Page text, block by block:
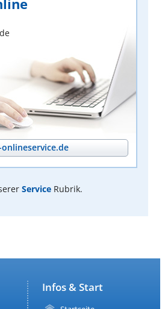
ServiceRubrik.
Infos & Start